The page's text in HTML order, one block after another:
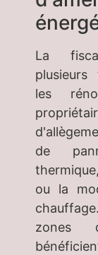
La
plusieurs
les
de
ou la
zones